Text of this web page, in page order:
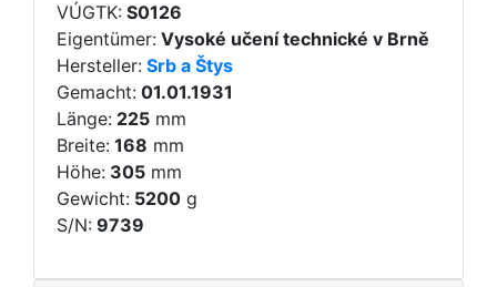
VÚGTK: S0126
Eigentümer: Vysoké učení technické v Brně
Hersteller: Srb a Štys
Gemacht: 01.01.1931
Länge: 225 mm
Breite: 168 mm
Höhe: 305 mm
Gewicht: 5200 g
S/N: 9739